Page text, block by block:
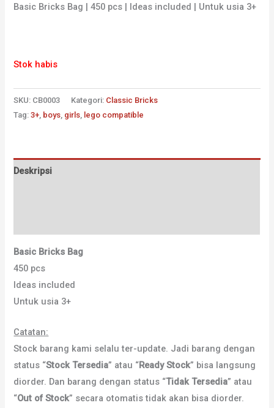
Basic Bricks Bag | 450 pcs | Ideas included | Untuk usia 3+
Stok habis
SKU: CB0003 Kategori: Classic Bricks
Tag:3+, boys, girls, lego compatible
Deskripsi
Basic Bricks Bag
450 pcs
Ideas included
Untuk usia 3+
Catatan:
Stock barang kami selalu ter-update. Jadi barang dengan
status “Stock Tersedia” atau “Ready Stock” bisa langsung
diorder. Dan barang dengan status “Tidak Tersedia” atau
“Out of Stock” secara otomatis tidak akan bisa diorder.